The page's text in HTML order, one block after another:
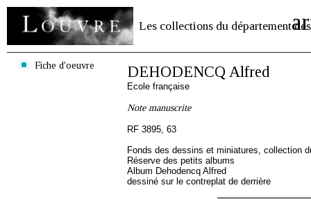
Les collections du département des
Fiche d'oeuvre DEHODENCQ Alfred
Ecole française
Note manuscrite
RF 3895, 63
Fonds des dessins et miniatures, collection
Réserve des petits albums
Album Dehodencq Alfred
dessiné sur le contreplat de derrière